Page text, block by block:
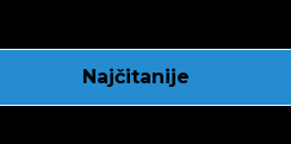
Najčitanije